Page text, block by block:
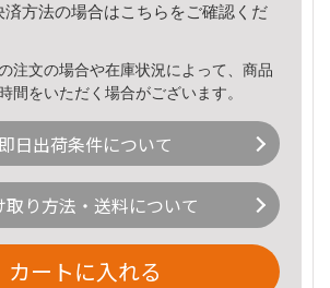
方法の場合はこちら をご確認くだ
注文の場合や在庫状況によって、商品
間をいただく場合がございます。
即日出荷条件について
取り方法・送料について
カートに入れる